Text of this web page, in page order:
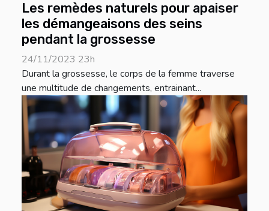
Les remèdes naturels pour apaiser
les démangeaisons des seins
pendant la grossesse
24/11/2023 23h
Durant la grossesse, le corps de la femme traverse
une multitude de changements, entrainant...